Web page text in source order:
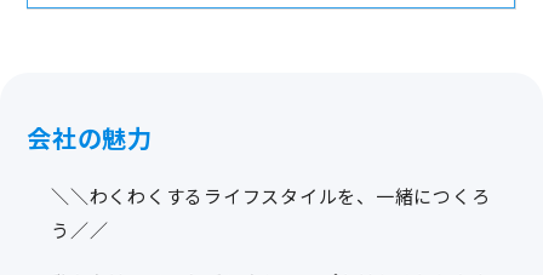
会社の魅力
＼＼わくわくするライフスタイルを、一緒につくろ
う／／